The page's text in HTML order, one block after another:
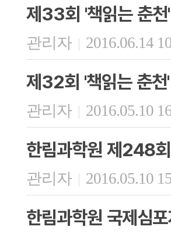
제33회 '책읽는 춘
관리자 | 2016.06.14
제32회 '책읽는 춘천
관리자 | 2016.05.10
한림과학원 제248
관리자 | 2016.05.10
한림과학원 국제심